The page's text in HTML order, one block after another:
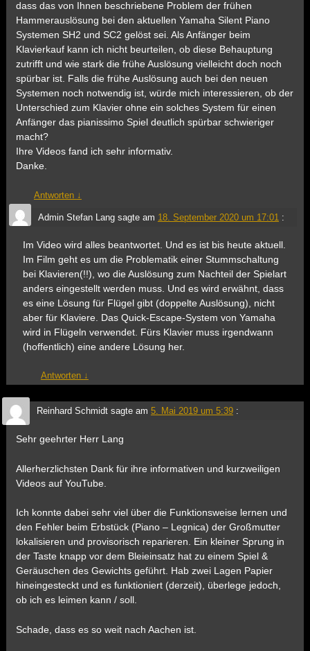
dass das von Ihnen beschriebene Problem der frühen
Hammerauslösung bei den aktuellen Yamaha Silent Piano
Systemen SH2 und SC2 gelöst sei. Als Anfänger beim
Klavierkauf kann ich nicht beurteilen, ob diese Behauptung
zutrifft und wie stark die frühe Auslösung vielleicht doch noch
spürbar ist. Falls die frühe Auslösung auch bei den neuen
Systemen noch notwendig ist, würde mich interessieren, ob der
Unterschied zum Klavier ohne ein solches System für einen
Anfänger das pianissimo Spiel deutlich spürbar schwieriger
macht?
Ihre Videos fand ich sehr informativ.
Danke.
Antworten ↓
Admin Stefan Langsagte am 18. September 2020 um 17:01 :
Im Video wird alles beantwortet. Und es ist bis heute aktuell.
Im Film geht es um die Problematik einer Stummschaltung
bei Klavieren(!!), wo die Auslösung zum Nachteil der Spielart
anders eingestellt werden muss. Und es wird erwähnt, dass
es eine Lösung für Flügel gibt (doppelte Auslösung), nicht
aber für Klaviere. Das Quick-Escape-System von Yamaha
wird in Flügeln verwendet. Fürs Klavier muss irgendwann
(hoffentlich) eine andere Lösung her.
Antworten ↓
Reinhard Schmidtsagte am 5. Mai 2019 um 5:39 :
Sehr geehrter Herr Lang
Allerherzlichsten Dank für ihre informativen und kurzweiligen
Videos auf YouTube.
Ich konnte dabei sehr viel über die Funktionsweise lernen und
den Fehler beim Erbstück (Piano – Legnica) der Großmutter
lokalisieren und provisorisch reparieren. Ein kleiner Sprung in
der Taste knapp vor dem Bleieinsatz hat zu einem Spiel &
Geräuschen des Gewichts geführt. Hab zwei Lagen Papier
hineingesteckt und es funktioniert (derzeit), überlege jedoch,
ob ich es leimen kann / soll.
Schade, dass es so weit nach Aachen ist.